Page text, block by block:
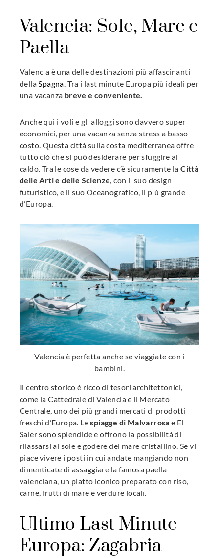
Valencia: Sole, Mare e
Paella
Valencia è una delle destinazioni più affascinanti
della Spagna . Tra i last minute Europa più ideali per
una vacanza breve e conveniente.
Anche qui i voli e gli alloggi sono davvero super
economici, per una vacanza senza stress a basso
costo. Questa città sulla costa mediterranea offre
tutto ciò che si può desiderare per sfuggire al
caldo. Tra le cose da vedere c’è sicuramente laCittà
delle Arti e delle Scienze , con il suo design
futuristico, e il suo Oceanografico, il più grande
d’Europa.
Valencia è perfetta anche se viaggiate con i
bambini.
Il centro storico è ricco di tesori architettonici,
come la Cattedrale di Valencia e il Mercato
Centrale, uno dei più grandi mercati di prodotti
freschi d’Europa. Lespiagge di Malvarrosa e El
Saler sono splendide e offrono la possibilità di
rilassarsi al sole e godere del mare cristallino. Se vi
piace vivere i posti in cui andate mangiando non
dimenticate di assaggiare la famosa paella
valenciana, un piatto iconico preparato con riso,
carne, frutti di mare e verdure locali.
Ultimo Last Minute
Europa: Zagabria